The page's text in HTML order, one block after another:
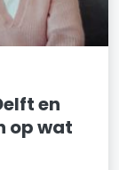
en
op wat